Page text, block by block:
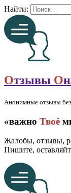
Найти:
Отзывы О
Анонимные отзывы
«важно Твоё
Жалобы, отзывы,
Пишите,